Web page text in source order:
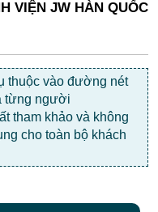
VIỆN JW HÀN QUỐC
thuộc vào đường nét
từng người
tham khảo và không
cho toàn bộ khách